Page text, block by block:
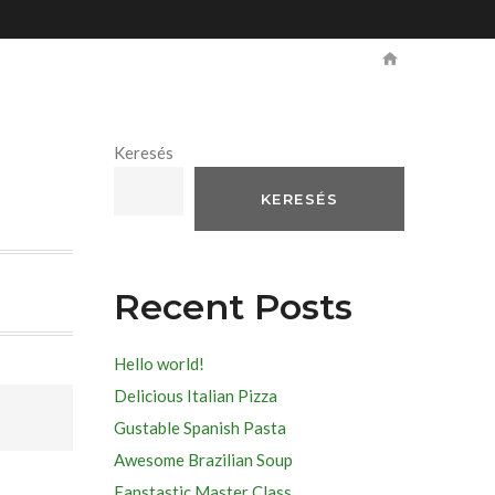
Keresés
KERESÉS
Recent Posts
Hello world!
Delicious Italian Pizza
Gustable Spanish Pasta
Awesome Brazilian Soup